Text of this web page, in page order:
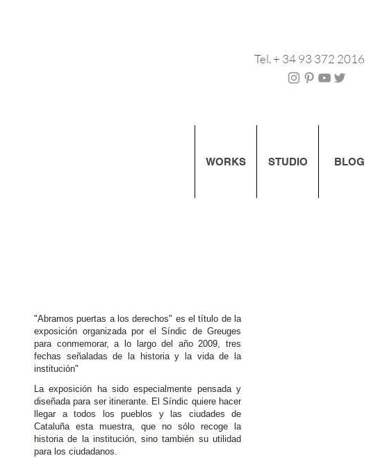
Tel. + 34 93 372 2016
"Abramos puertas a los derechos" es el título de la
exposición organizada por el Síndic de Greuges
para conmemorar, a lo largo del año 2009, tres
fechas señaladas de la historia y la vida de la
institución"
La exposición ha sido especialmente pensada y
diseñada para ser itinerante. El Síndic quiere hacer
llegar a todos los pueblos y las ciudades de
Cataluña esta muestra, que no sólo recoge la
historia de la institución, sino también su utilidad
para los ciudadanos.
WORKS STUDIO BLOG